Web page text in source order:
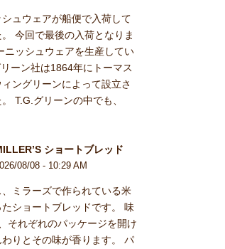
シュウェアが船便で入荷して
。 今回で最後の入荷となりま
ニッシュウェアを生産してい
ーン社は1864年にトーマス
ングリーンによって設立さ
T.G.グリーンの中でも、
ショートブレッド
08/08 - 10:29 AM
、ミラーズで作られている米
ショートブレッドです。 味
それぞれのパッケージを開け
わりとその味が香ります。 パ